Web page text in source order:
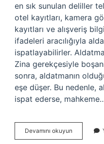
en sık sunulan deliller
otel kayıtları, kamera
kayıtları ve alışveriş
ifadeleri aracılığıyla
ispatlayabilirler.
Zina gerekçesiyle
sonra, aldatmanın
eşe düşer. Bu nedenle,
ispat ederse,
Devamını okuyun
Nasıl